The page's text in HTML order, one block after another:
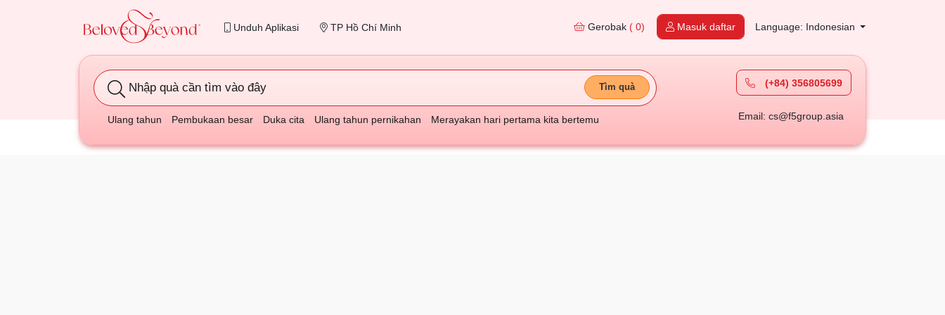
Unduh Aplikasi TP Hồ Chí Minh Gerobak ( 0) Masuk daftar Language: Indonesian
Nhập quà cần tìm vào đây Tìm quà
Ulang tahun Pembukaan besar Duka cita Ulang tahun pernikahan Merayakan hari pertama kita bertemu
(+84) 356805699
Email: cs@f5group.asia